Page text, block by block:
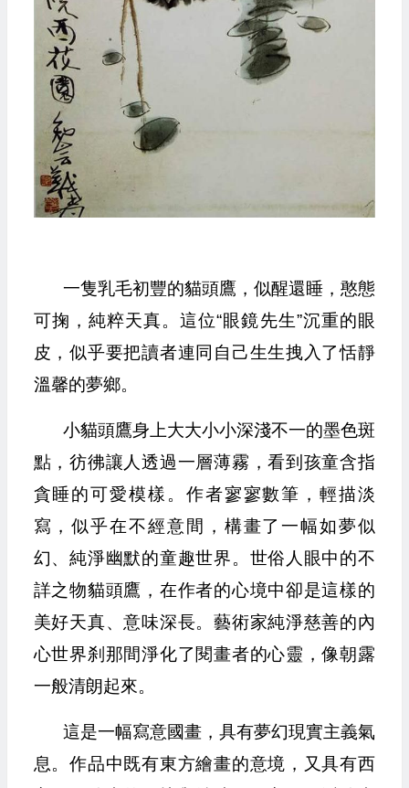
一隻乳毛初豐的貓頭鷹，似醒還睡，憨態
可掬，純粹天真。這位“眼鏡先生”沉重的眼
皮，似乎要把讀者連同自己生生拽入了恬靜
溫馨的夢鄉。
小貓頭鷹身上大大小小深淺不一的墨色斑
點，彷彿讓人透過一層薄霧，看到孩童含指
貪睡的可愛模樣。作者寥寥數筆，輕描淡
寫，似乎在不經意間，構畫了一幅如夢似
幻、純淨幽默的童趣世界。世俗人眼中的不
詳之物貓頭鷹，在作者的心境中卻是這樣的
美好天真、意味深長。藝術家純淨慈善的內
心世界刹那間淨化了閱畫者的心靈，像朝露
一般清朗起來。
這是一幅寫意國畫，具有夢幻現實主義氣
息。作品中既有東方繪畫的意境，又具有西